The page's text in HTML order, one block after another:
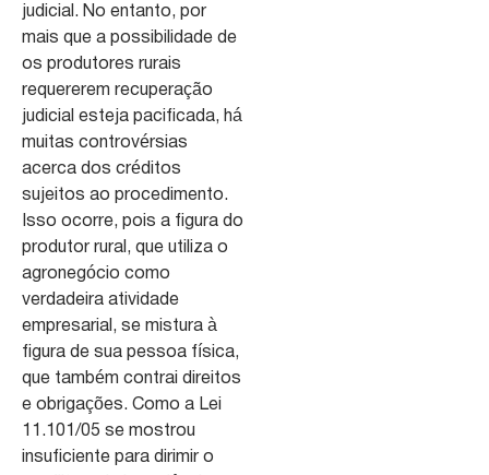
judicial. No entanto, por
mais que a possibilidade de
os produtores rurais
requererem recuperação
judicial esteja pacificada, há
muitas controvérsias
acerca dos créditos
sujeitos ao procedimento.
Isso ocorre, pois a figura do
produtor rural, que utiliza o
agronegócio como
verdadeira atividade
empresarial, se mistura à
figura de sua pessoa física,
que também contrai direitos
e obrigações. Como a Lei
11.101/05 se mostrou
insuficiente para dirimir o